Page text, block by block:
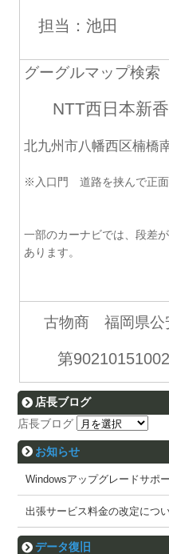
担当：池田
グーグルマップ検索
NTT西日本新
北九州市八幡西区楠橋
※入口門 道路を挟んで正面
一部のカーナビでは、段差
あります。
古物商 福岡県公
第
店長ブログ
店長ブログ
お知らせ
Windowsアップグレードサポ
出張サービス料金の改定につ
データ復旧